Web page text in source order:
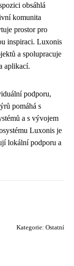
obsáhlá
komunita
prostor pro
inspiraci. Luxonis
a spolupracuje
aplikací.
podporu,
pomáhá s
a s vývojem
Luxonis je
lokální podporu a
Kategorie: Ostatní